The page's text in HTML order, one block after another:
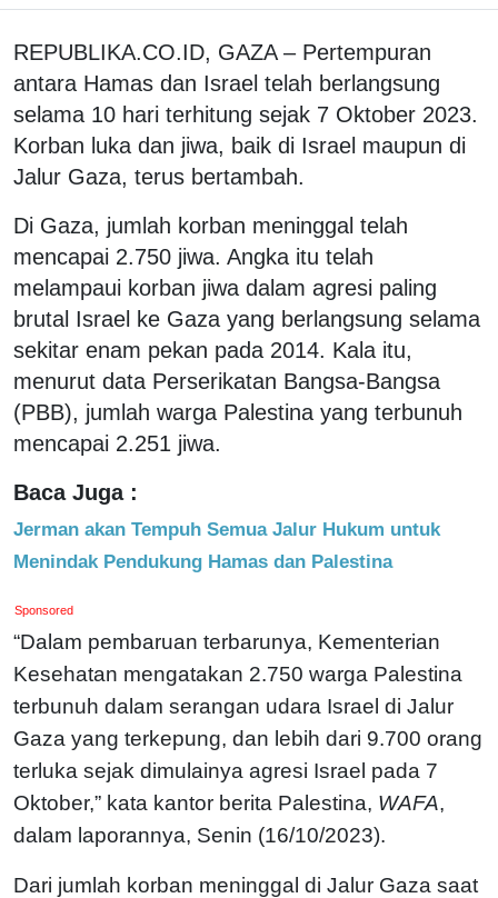
REPUBLIKA.CO.ID, GAZA – Pertempuran
antara Hamas dan Israel telah berlangsung
selama 10 hari terhitung sejak 7 Oktober 2023.
Korban luka dan jiwa, baik di Israel maupun di
Jalur Gaza, terus bertambah.
Di Gaza, jumlah korban meninggal telah
mencapai 2.750 jiwa. Angka itu telah
melampaui korban jiwa dalam agresi paling
brutal Israel ke Gaza yang berlangsung selama
sekitar enam pekan pada 2014. Kala itu,
menurut data Perserikatan Bangsa-Bangsa
(PBB), jumlah warga Palestina yang terbunuh
mencapai 2.251 jiwa.
Baca Juga :
Jerman akan Tempuh Semua Jalur Hukum untuk
Menindak Pendukung Hamas dan Palestina
Sponsored
“Dalam pembaruan terbarunya, Kementerian
Kesehatan mengatakan 2.750 warga Palestina
terbunuh dalam serangan udara Israel di Jalur
Gaza yang terkepung, dan lebih dari 9.700 orang
terluka sejak dimulainya agresi Israel pada 7
Oktober,” kata kantor berita Palestina, WAFA,
dalam laporannya, Senin (16/10/2023).
Dari jumlah korban meninggal di Jalur Gaza saat